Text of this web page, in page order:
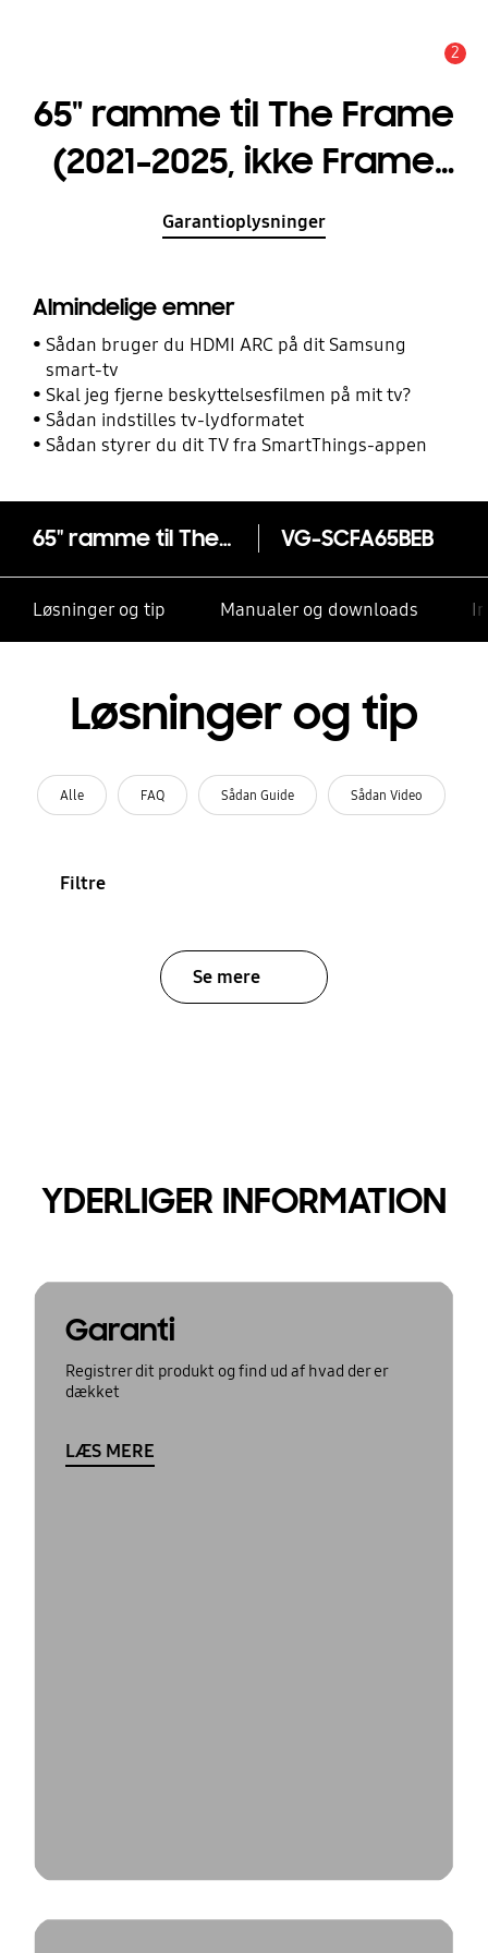
2
65" ramme til The Frame
(2021-2025, ikke Frame
Pro) Beige Wood
Garantioplysninger
Almindelige emner
Sådan bruger du HDMI ARC på dit Samsung
smart-tv
Skal jeg fjerne beskyttelsesfilmen på mit tv?
Sådan indstilles tv-lydformatet
Sådan styrer du dit TV fra SmartThings-appen
65" ramme til The Frame (2021-2025, ikke Frame Pro) Beige Wood VG-SCFA65BEB
Løsninger og tip Manualer og downloads
Løsninger og tip
Alle FAQ Sådan Guide Sådan Video
Filtre
Se mere
YDERLIGER INFORMATION
Garanti
Registrer dit produkt og find ud af hvad der er
dækket
LÆS MERE